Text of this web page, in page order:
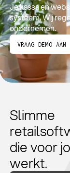
Je kassa en
systeem. Wij
ondernemen.
VRAAG DEMO AAN
Slimme
die voor
werkt.